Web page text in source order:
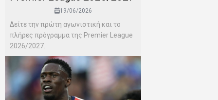
19/06/2026
Δείτε την πρώτη αγωνιστική και το
πλήρες πρόγραμμα της Premier League
2026/2027.